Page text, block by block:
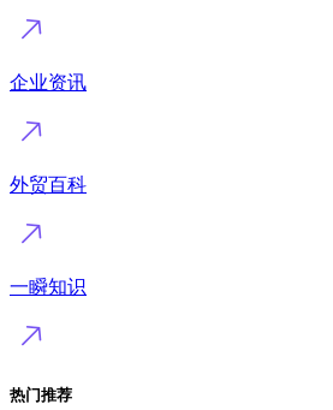
企业资讯
外贸百科
一瞬知识
热门推荐